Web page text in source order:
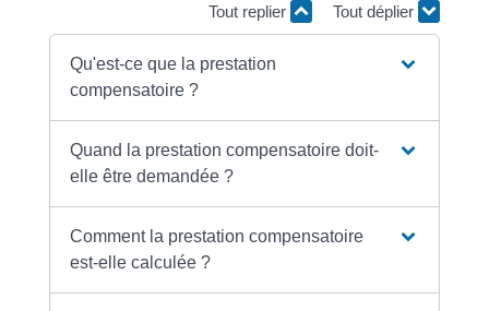
Tout replier Tout déplier
Qu'est-ce que la prestation
compensatoire ?
Quand la prestation compensatoire doit-
elle être demandée ?
Comment la prestation compensatoire
est-elle calculée ?